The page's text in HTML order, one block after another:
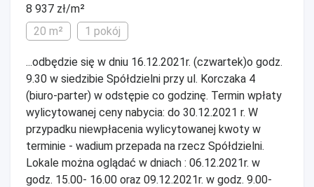
8 937 zł/m²
20 m²
1 pokój
...odbędzie się w dniu 16.12.2021r. (czwartek)o godz.
9.30 w siedzibie Spółdzielni przy ul. Korczaka 4
(biuro-parter) w odstępie co godzinę. Termin wpłaty
wylicytowanej ceny nabycia: do 30.12.2021 r. W
przypadku niewpłacenia wylicytowanej kwoty w
terminie - wadium przepada na rzecz Spółdzielni.
Lokale można oglądać w dniach : 06.12.2021r. w
godz. 15.00- 16.00 oraz 09.12.2021r. w godz. 9.00-